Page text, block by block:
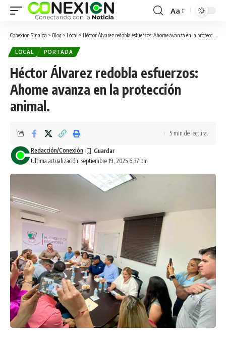
Aa
Conexion Sinaloa > Blog > Local > Héctor Álvarez redobla esfuerzos: Ahome avanza en la protección animal.
LOCAL PORTADA
Héctor Álvarez redobla esfuerzos:
Ahome avanza en la protección
animal.
Última actualización: septiembre 19, 2025 6:37 pm
Redacción/Conexión
5 min de lectura.